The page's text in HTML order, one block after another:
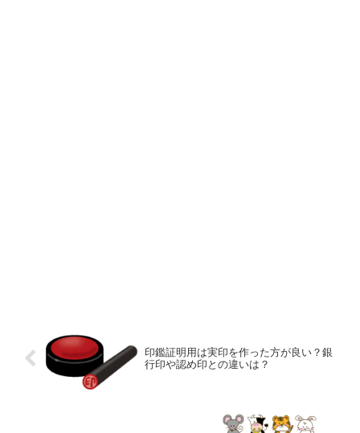
印鑑証明用は実印を作った方が良い？銀
行印や認め印との違いは？